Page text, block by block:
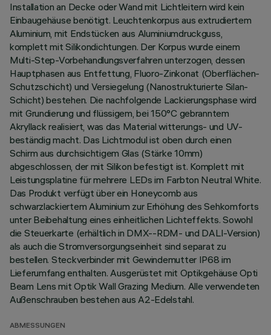
Installation an Decke oder Wand mit Lichtleitern wird kein
Einbaugehäuse benötigt. Leuchtenkorpus aus extrudiertem
Aluminium, mit Endstücken aus Aluminiumdruckguss,
komplett mit Silikondichtungen. Der Korpus wurde einem
Multi-Step-Vorbehandlungsverfahren unterzogen, dessen
Hauptphasen aus Entfettung, Fluoro-Zinkonat (Oberflächen-
Schutzschicht) und Versiegelung (Nanostrukturierte Silan-
Schicht) bestehen. Die nachfolgende Lackierungsphase wird
mit Grundierung und flüssigem, bei 150°C gebranntem
Akryllack realisiert, was das Material witterungs- und UV-
beständig macht. Das Lichtmodul ist oben durch einen
Schirm aus durchsichtigem Glas (Stärke 10mm)
abgeschlossen, der mit Silikon befestigt ist. Komplett mit
Leistungsplatine für mehrere LEDs im Farbton Neutral White.
Das Produkt verfügt über ein Honeycomb aus
schwarzlackiertem Aluminium zur Erhöhung des Sehkomforts
unter Beibehaltung eines einheitlichen Lichteffekts. Sowohl
die Steuerkarte (erhältlich in DMX--RDM- und DALI-Version)
als auch die Stromversorgungseinheit sind separat zu
bestellen. Steckverbinder mit Gewindemutter IP68 im
Lieferumfang enthalten. Ausgerüstet mit Optikgehäuse Opti
Beam Lens mit Optik Wall Grazing Medium. Alle verwendeten
Außenschrauben bestehen aus A2-Edelstahl.
ABMESSUNGEN